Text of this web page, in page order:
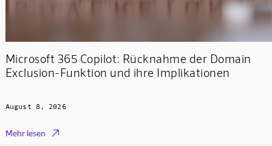
Microsoft 365 Copilot: Rücknahme der Domain
Exclusion-Funktion und ihre Implikationen
August 8, 2026
Mehr lesen 